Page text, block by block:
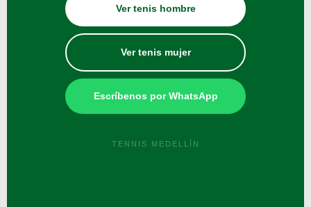
Ver tenis hombre
Ver tenis mujer
Escríbenos por WhatsApp
TENNIS MEDELLÍN